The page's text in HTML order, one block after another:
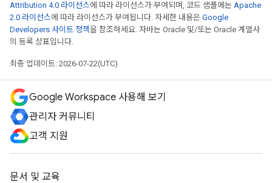
Attribution 4.0 라이선스에 따라 라이선스가 부여되며, 코드 샘플에는 Apache
2.0 라이선스에 따라 라이선스가 부여됩니다. 자세한 내용은 Google
Developers 사이트 정책을 참조하세요. 자바는 Oracle 및/또는 Oracle 계열사
의 등록 상표입니다.
최종 업데이트: 2026-07-22(UTC)
Google Workspace 사용해 보기
관리자 커뮤니티
고객 지원
문서 및 교육